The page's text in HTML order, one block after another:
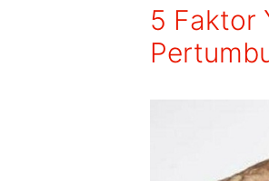
5 Faktor